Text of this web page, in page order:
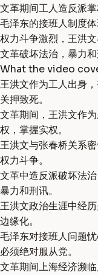
文革期间工人造反派
毛泽东的接班人制度
权力斗争激烈，王洪
文革破坏法治，暴力
What the video
王洪文作为工人出身
关押致死。
文革期间，王洪文作
权，掌握实权。
王洪文与张春桥关系
权力斗争。
文革中造反派破坏法
暴力和刑讯。
王洪文政治生涯中经
边缘化。
毛泽东对接班人问题
必须绝对服从党。
文革期间上海经济濒